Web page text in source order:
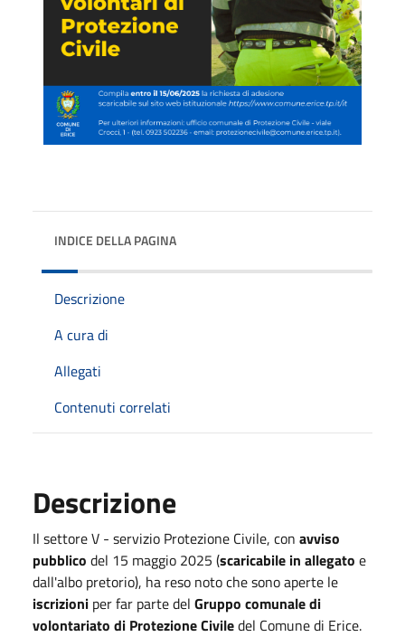
INDICE DELLA PAGINA
Descrizione
A cura di
Allegati
Contenuti correlati
Descrizione
Il settore V - servizio Protezione Civile, con avviso
pubblico del 15 maggio 2025 (scaricabile in allegato e
dall'albo pretorio), ha reso noto che sono aperte le
iscrizioni per far parte del Gruppo comunale di
volontariato di Protezione Civiledel Comune di Erice.